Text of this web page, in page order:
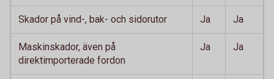
Skador på vind-, bak- och sidorutor Ja Ja
Maskinskador, även på
direktimporterade fordon
Ja Ja